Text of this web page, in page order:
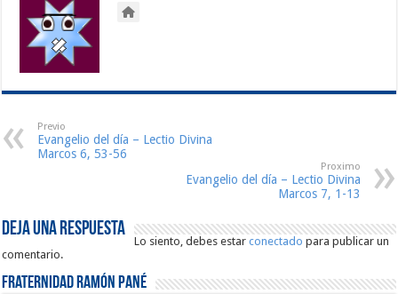
Previo
Evangelio del día – Lectio Divina
Marcos 6, 53-56
Proximo
Evangelio del día – Lectio Divina
Marcos 7, 1-13
Deja una respuesta
Lo siento, debes estarconectado para publicar un
comentario.
Fraternidad Ramón Pané